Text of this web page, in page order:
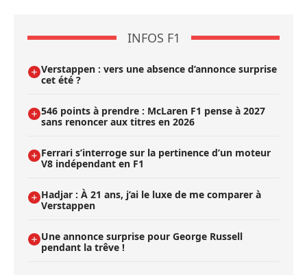
INFOS F1
Verstappen : vers une absence d’annonce surprise
cet été ?
546 points à prendre : McLaren F1 pense à 2027
sans renoncer aux titres en 2026
Ferrari s’interroge sur la pertinence d’un moteur
V8 indépendant en F1
Hadjar : À 21 ans, j’ai le luxe de me comparer à
Verstappen
Une annonce surprise pour George Russell
pendant la trêve !